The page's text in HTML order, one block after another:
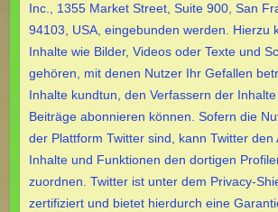
Inc., 1355 Market Street, Suite 900, San
94103, USA, eingebunden werden. Hierzu
Inhalte wie Bilder, Videos oder Texte und
gehören, mit denen Nutzer Ihr Gefallen
Inhalte kundtun, den Verfassern der
Beiträge abonnieren können. Sofern die
der Plattform Twitter sind, kann Twitter den
Inhalte und Funktionen den dortigen
zuordnen. Twitter ist unter dem Privacy-
zertifiziert und bietet hierdurch eine